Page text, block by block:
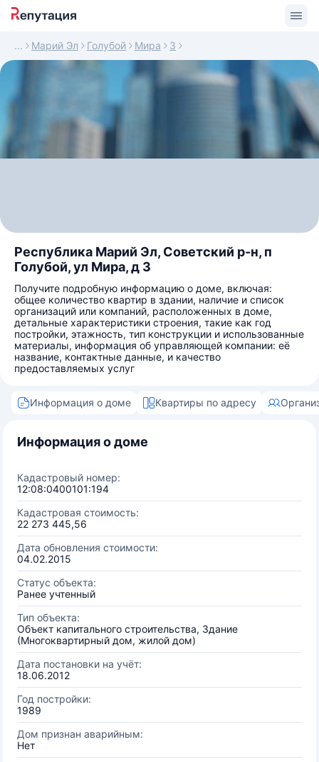
Марий Эл Голубой Мира 3
Республика Марий Эл, Советский р-н, п
Голубой, ул Мира, д 3
Получите подробную информацию о доме, включая:
общее количество квартир в здании, наличие и список
организаций или компаний, расположенных в доме,
детальные характеристики строения, такие как год
постройки, этажность, тип конструкции и использованные
материалы, информация об управляющей компании: её
название, контактные данные, и качество
предоставляемых услуг
Информация о доме Квартиры по адресу
Информация о доме
Кадастровый номер:
12:08:0400101:194
Кадастровая стоимость:
22 273 445,56
Дата обновления стоимости:
04.02.2015
Статус объекта:
Ранее учтенный
Тип объекта:
Объект капитального строительства, Здание
(Многоквартирный дом, жилой дом)
Дата постановки на учёт:
18.06.2012
Год постройки:
1989
Дом признан аварийным:
Нет